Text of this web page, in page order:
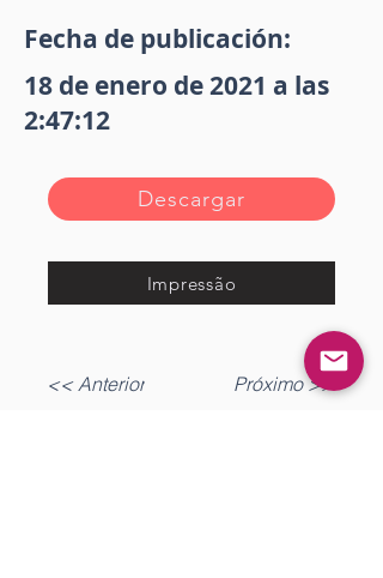
Fecha de publicación:
18 de enero de 2021 a las
2:47:12
Descargar
Impressão
<< Anterior Próximo >>